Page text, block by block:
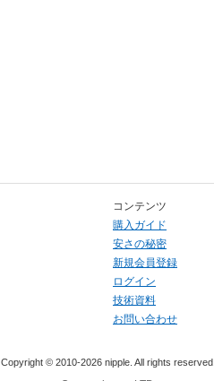
コンテンツ
購入ガイド
安さの秘密
新規会員登録
ログイン
技術資料
お問い合わせ
Copyright © 2010-2026 nipple. All rights reserved.